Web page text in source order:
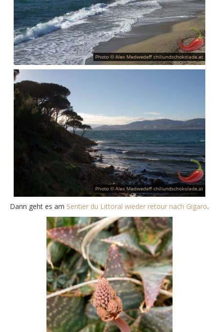
Dann geht es am Sentier du Littoral wieder retour nach Gigaro.